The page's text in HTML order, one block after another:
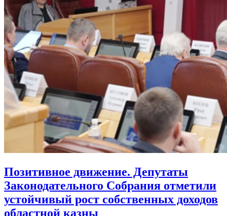
Позитивное движение. Депутаты
Законодательного Собрания отметили
устойчивый рост собственных доходов
областной казны